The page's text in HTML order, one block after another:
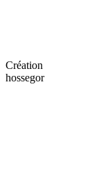
Création
hossegor